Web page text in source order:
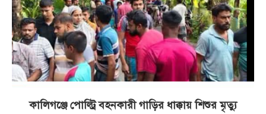
কালিগঞ্জে পোল্ট্রি বহনকারী গাড়ির ধাক্কায় শিশুর মৃত্যু